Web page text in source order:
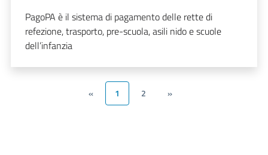
PagoPA è il sistema di pagamento delle rette di
refezione, trasporto, pre-scuola, asili nido e scuole
dell’infanzia
« 1 2 »